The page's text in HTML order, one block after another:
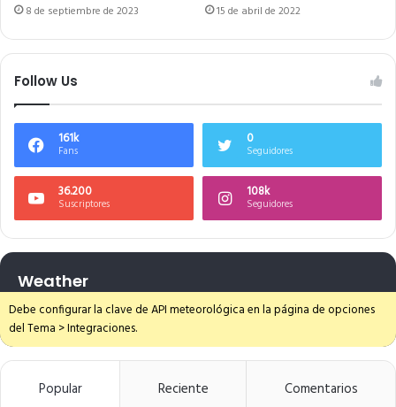
8 de septiembre de 2023
15 de abril de 2022
Follow Us
161k
Fans
0
Seguidores
36.200
Suscriptores
108k
Seguidores
Weather
Debe configurar la clave de API meteorológica en la página de opciones
del Tema > Integraciones.
Popular Reciente Comentarios